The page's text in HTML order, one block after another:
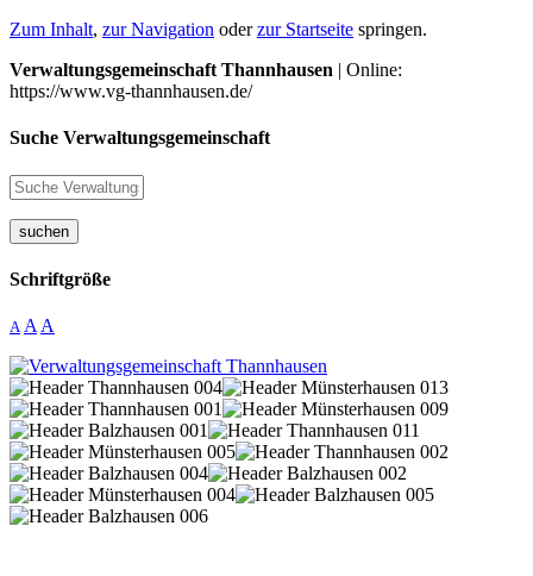
Zum Inhalt, zur Navigation oderzur Startseite springen.
Verwaltungsgemeinschaft Thannhausen | Online:
https://www.vg-thannhausen.de/
Suche Verwaltungsgemeinschaft
suchen
Schriftgröße
A A A